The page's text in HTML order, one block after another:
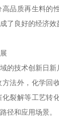
高品质再生料的
了良好的经济效
的技术创新日新
法外，化学回
裂解等工艺转
径和应用场景。